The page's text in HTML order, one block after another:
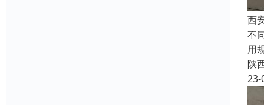
西
不
用
陕
23-